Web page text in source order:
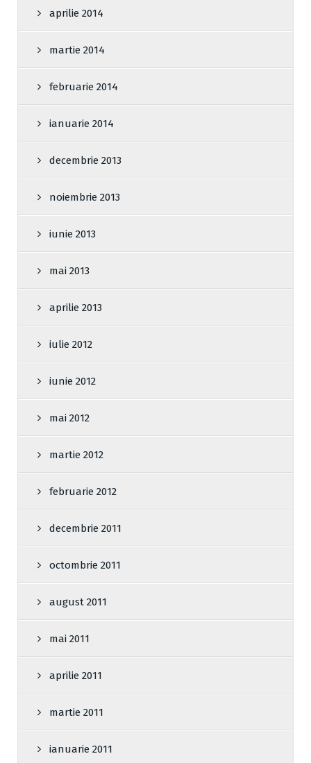
aprilie 2014
martie 2014
februarie 2014
ianuarie 2014
decembrie 2013
noiembrie 2013
iunie 2013
mai 2013
aprilie 2013
iulie 2012
iunie 2012
mai 2012
martie 2012
februarie 2012
decembrie 2011
octombrie 2011
august 2011
mai 2011
aprilie 2011
martie 2011
ianuarie 2011